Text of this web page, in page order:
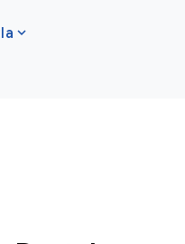
expand_more